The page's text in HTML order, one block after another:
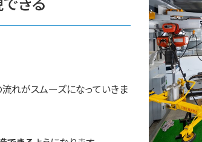
れがスムーズになっていきま